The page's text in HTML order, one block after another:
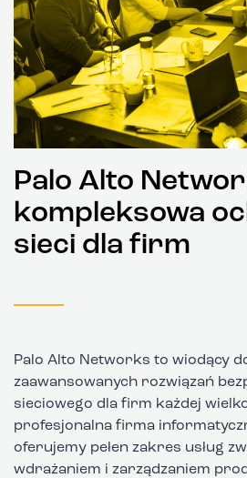
Palo Alto
kompleksowa
sieci dla firm
Palo Alto Networks to wiodący
zaawansowanych rozwiązań
sieciowego dla firm każdej
profesjonalna firma
oferujemy pełen zakres usług
wdrażaniem i zarządzaniem